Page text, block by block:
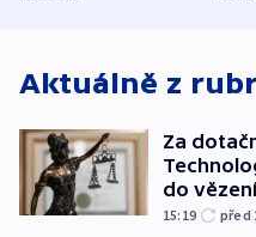
Aktuálně z
Za
do
15:19 před